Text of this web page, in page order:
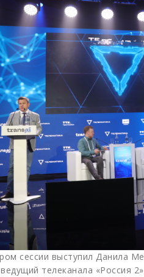
сессии выступил Данила
телеканала «Россия